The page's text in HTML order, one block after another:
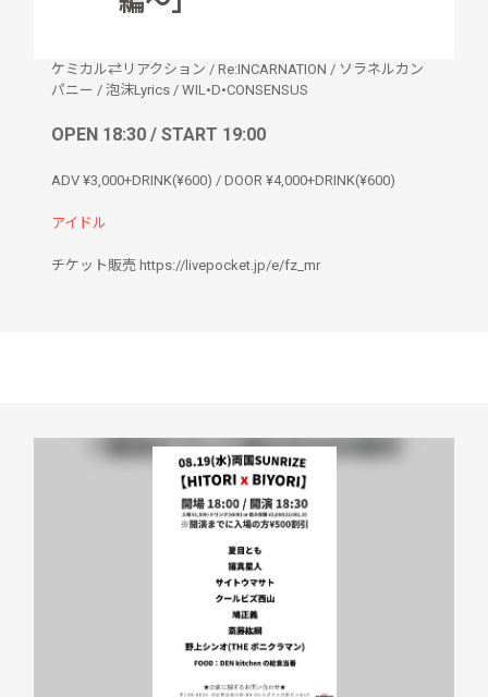
ケミカル⇄リアクション / Re:INCARNATION / ソラネルカン
パニー / 泡沫Lyrics / WIL•D•CONSENSUS
OPEN 18:30 / START 19:00
ADV ¥3,000+DRINK(¥600) / DOOR ¥4,000+DRINK(¥600)
アイドル
チケット販売 https://livepocket.jp/e/fz_mr